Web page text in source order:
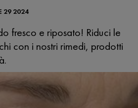
fresco e riposato! Riduci le
con i nostri rimedi, prodotti
29 2024